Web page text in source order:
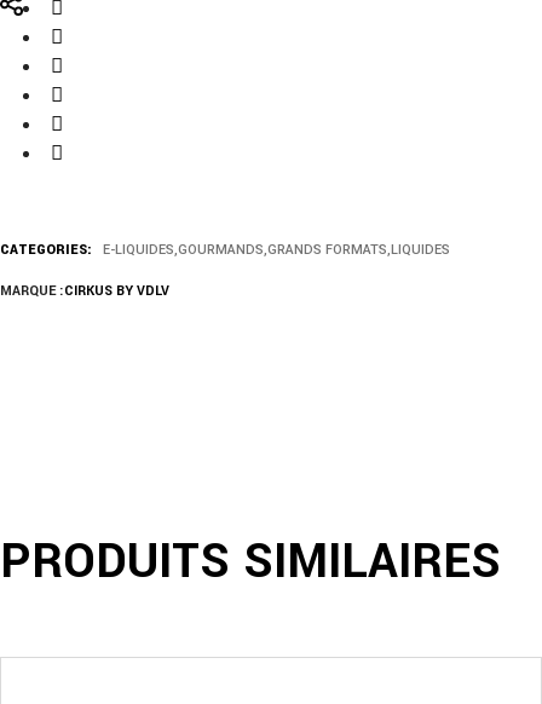
CATEGORIES: E-LIQUIDES GOURMANDS GRANDS FORMATS LIQUIDES
MARQUE :CIRKUS BY VDLV
PRODUITS SIMILAIRES